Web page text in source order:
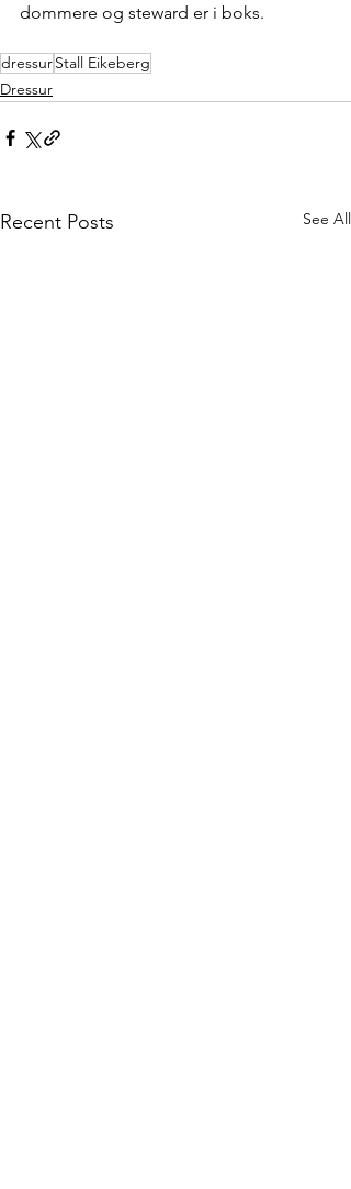
dommere og steward er i boks.
dressurStall Eikeberg
Dressur
Recent Posts See All